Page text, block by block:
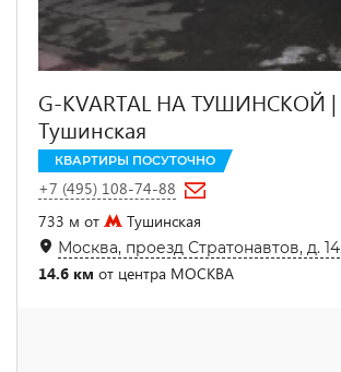
G-KVARTAL НА ТУШИНСКОЙ
Тушинская
КВАРТИРЫ ПОСУТОЧНО
+7 (495) 108-74-88
733 м от
Тушинская
Москва, проезд Стратонавтов, д.
14.6 км от центра МОСКВА